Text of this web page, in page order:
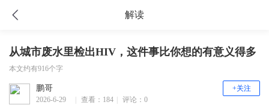
解读
从城市废水里检出HIV，这件事比你想的有意义得多
本文约有916个字
鹏哥
2026-6-29
查看：184 评论：0
+关注